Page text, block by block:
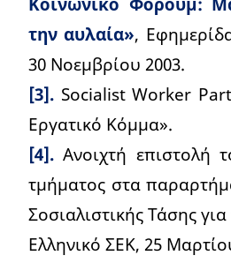
την αυλαία»,
30 Νοεμβρίου 2003.
[3]. Socialist Worker
Εργατικό Κόμμα».
[4]. Ανοιχτή επιστολή
τμήματος στα
Σοσιαλιστικής Τάσης
Ελληνικό ΣΕΚ, 25